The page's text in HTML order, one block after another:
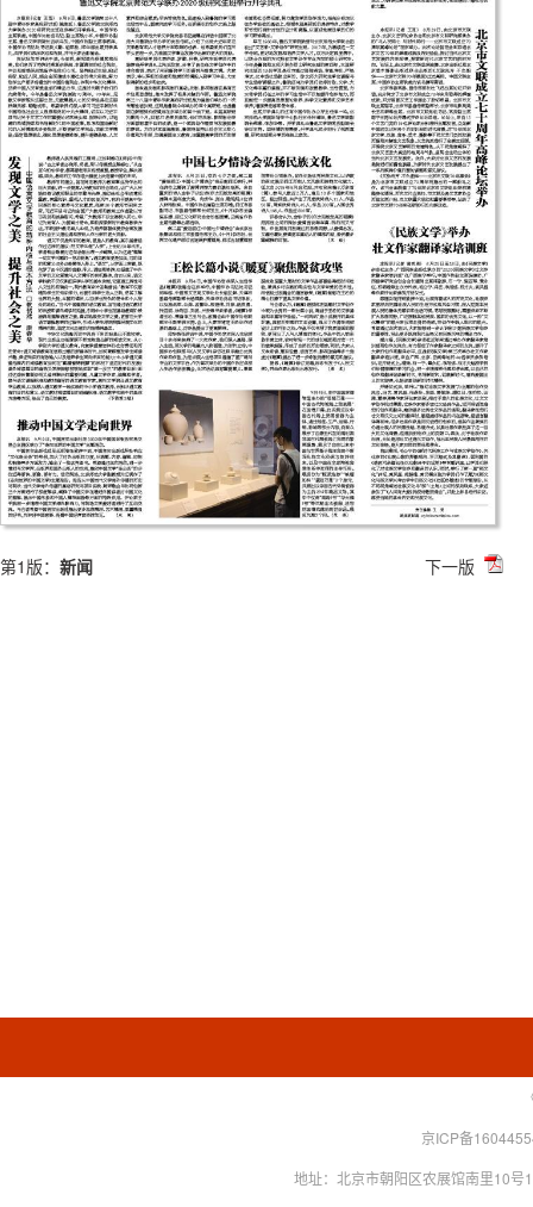
第1版： 新闻 下一版
京ICP备
地址：北京市朝阳区农展馆南里10